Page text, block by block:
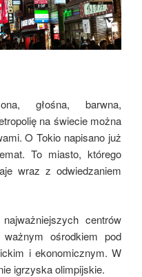
głośna, barwna,
na świecie można
O Tokio napisano już
To miasto, którego
wraz z odwiedzaniem
centrów
ośrodkiem pod
i ekonomicznym. W
igrzyska olimpijskie.